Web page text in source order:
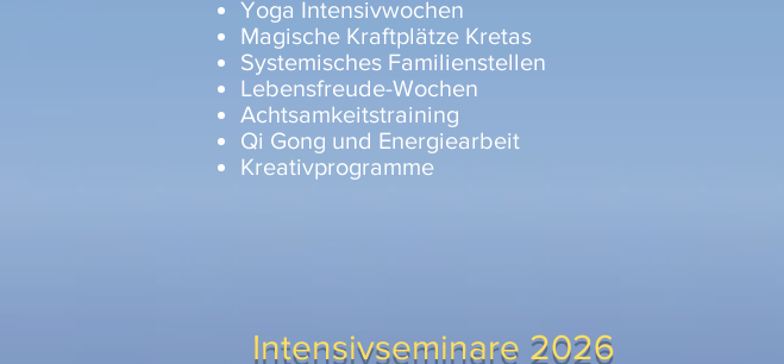
Yoga Intensivwochen
Magische Kraftplätze Kretas
Systemisches Familienstellen
Lebensfreude-Wochen
Achtsamkeitstraining
Qi Gong und Energiearbeit
Kreativprogramme
Intensivseminare 2026